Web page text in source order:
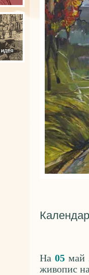
На05 май
живопис